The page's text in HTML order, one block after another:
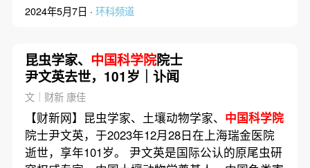
2024年5月7日 · 环科频道
昆虫学家、 中国科学院院士
尹文英去世，101岁｜讣闻
文｜财新 康佳
【财新网】昆虫学家、土壤动物学家、 中国科学院
院士尹文英，于2023年12月28日在上海瑞金医院
逝世，享年101岁。 尹文英是国际公认的原尾虫研